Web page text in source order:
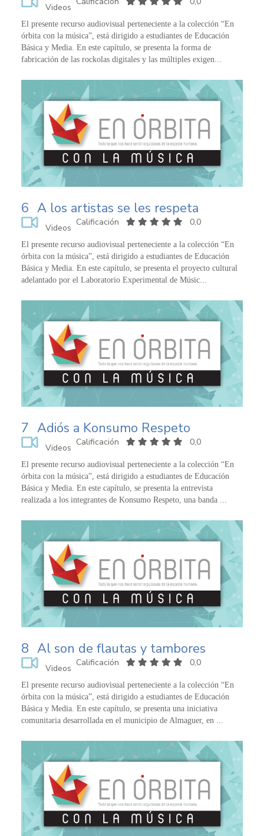
Videos
El presente recurso audiovisual perteneciente a la colección “En
órbita con la música”, está dirigido a estudiantes de Educación
Básica y Media. En este capítulo, se presenta la forma de
fabricación de las rockolas digitales y las múltiples exigen...
6 A los artistas se les respeta
Videos
Calificación 0,0
El presente recurso audiovisual perteneciente a la colección “En
órbita con la música”, está dirigido a estudiantes de Educación
Básica y Media. En este capítulo, se presenta el proyecto cultural
adelantado por el Laboratorio Experimental de Músic...
7 Adiós a Konsumo Respeto
Videos
Calificación 0,0
El presente recurso audiovisual perteneciente a la colección “En
órbita con la música”, está dirigido a estudiantes de Educación
Básica y Media. En este capítulo, se presenta la entrevista
realizada a los integrantes de Konsumo Respeto, una banda ...
8 Al son de flautas y tambores
Videos
Calificación 0,0
El presente recurso audiovisual perteneciente a la colección “En
órbita con la música”, está dirigido a estudiantes de Educación
Básica y Media. En este capítulo, se presenta una iniciativa
comunitaria desarrollada en el municipio de Almaguer, en ...